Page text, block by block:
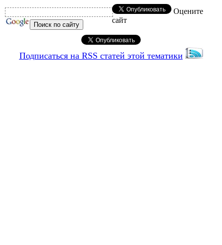
Оцените
сайт
Подписаться на RSS статей этой тематики